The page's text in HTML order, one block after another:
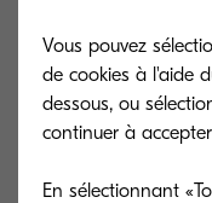
Découvrez
Vous pouvez
de cookies à l'aide
dessous, ou
continuer à
En sélectionnant